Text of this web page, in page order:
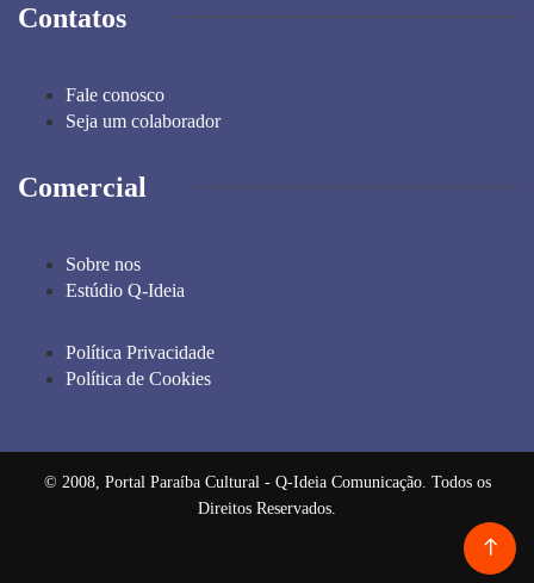
Contatos
Fale conosco
Seja um colaborador
Comercial
Sobre nos
Estúdio Q-Ideia
Política Privacidade
Política de Cookies
© 2008, Portal Paraíba Cultural - Q-Ideia Comunicação. Todos os
Direitos Reservados.